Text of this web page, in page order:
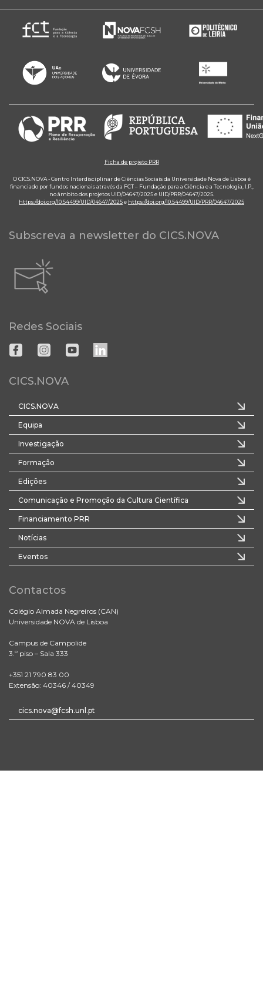
Ficha de projeto PRR
O CICS.NOVA - Centro Interdisciplinar de Ciências Sociais da Universidade Nova de Lisboa é
financiado por fundos nacionais através da FCT – Fundação para a Ciência e a Tecnologia, I.P.,
no âmbito dos projetos UID/04647/2025 e UID/PRR/04647/2025.
https://doi.org/10.54499/UID/04647/2025e https://doi.org/10.54499/UID/PRR/04647/2025
Subscreva a newsletter do CICS.NOVA
Redes Sociais
CICS.NOVA
CICS.NOVA
Equipa
Investigação
Formação
Edições
Comunicação e Promoção da Cultura Científica
Financiamento PRR
Notícias
Eventos
Contactos
Colégio Almada Negreiros (CAN)
Universidade NOVA de Lisboa
Campus de Campolide
3.º piso – Sala 333
+351 21 790 83 00
Extensão: 40346 / 40349
cics.nova@fcsh.unl.pt